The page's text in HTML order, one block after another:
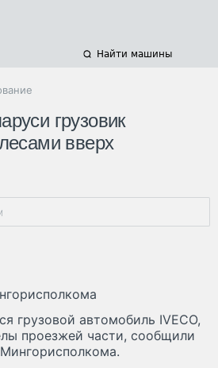
Найти машины
грузовик
вверх
грузовой автомобиль IVECO,
проезжей части, сообщили